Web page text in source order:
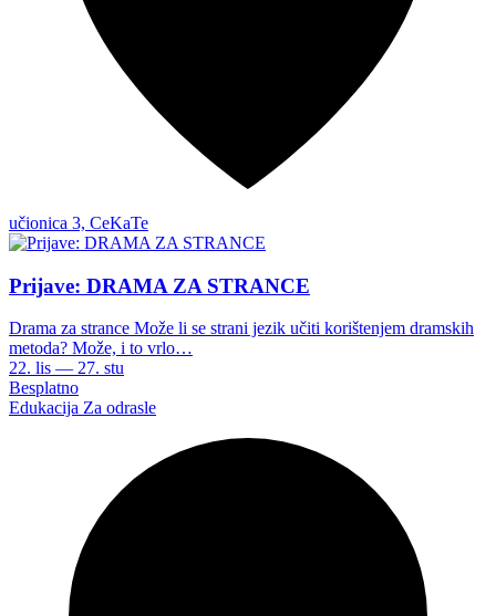
učionica 3, CeKaTe
Prijave: DRAMA ZA STRANCE
Drama za strance Može li se strani jezik učiti korištenjem dramskih
metoda? Može, i to vrlo…
22. lis — 27. stu
Besplatno
Edukacija Za odrasle